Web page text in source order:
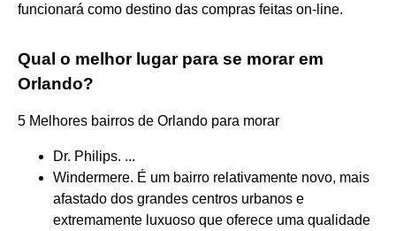
funcionará como destino das compras feitas on-line.
Qual o melhor lugar para se morar em
Orlando?
5 Melhores bairros de Orlando para morar
Dr. Philips. ...
Windermere. É um bairro relativamente novo, mais
afastado dos grandes centros urbanos e
extremamente luxuoso que oferece uma qualidade